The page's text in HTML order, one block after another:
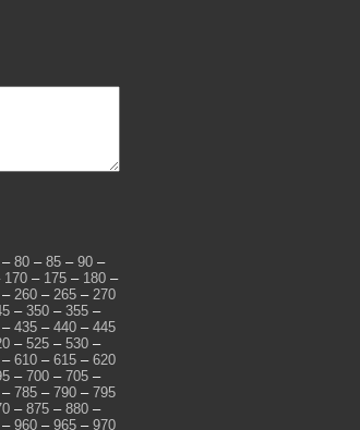
– 80 – 85 – 90 –
170 – 175 – 180 –
– 260 – 265 – 270
– 350 – 355 –
– 435 – 440 – 445
– 525 – 530 –
– 610 – 615 – 620
– 700 – 705 –
– 785 – 790 – 795
– 875 – 880 –
– 960 – 965 – 970